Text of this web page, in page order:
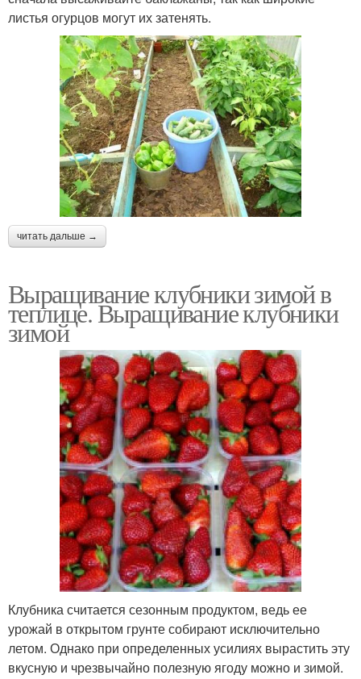
листья огурцов могут их затенять.
читать дальше →
Выращивание клубники зимой в
теплице. Выращивание клубники
зимой
Клубника считается сезонным продуктом, ведь ее
урожай в открытом грунте собирают исключительно
летом. Однако при определенных усилиях вырастить эту
вкусную и чрезвычайно полезную ягоду можно и зимой.